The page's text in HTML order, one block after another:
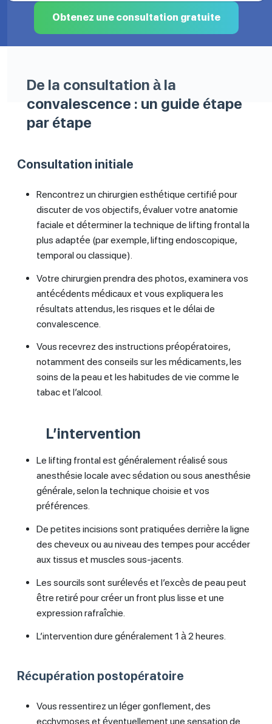
Obtenez une consultation gratuite
De la consultation à la
convalescence : un guide étape
par étape
Consultation initiale
Rencontrez un chirurgien esthétique certifié pour
discuter de vos objectifs, évaluer votre anatomie
faciale et déterminer la technique de lifting frontal la
plus adaptée (par exemple, lifting endoscopique,
temporal ou classique).
Votre chirurgien prendra des photos, examinera vos
antécédents médicaux et vous expliquera les
résultats attendus, les risques et le délai de
convalescence.
Vous recevrez des instructions préopératoires,
notamment des conseils sur les médicaments, les
soins de la peau et les habitudes de vie comme le
tabac et l’alcool.
L’intervention
Le lifting frontal est généralement réalisé sous
anesthésie locale avec sédation ou sous anesthésie
générale, selon la technique choisie et vos
préférences.
De petites incisions sont pratiquées derrière la ligne
des cheveux ou au niveau des tempes pour accéder
aux tissus et muscles sous-jacents.
Les sourcils sont surélevés et l’excès de peau peut
être retiré pour créer un front plus lisse et une
expression rafraîchie.
L’intervention dure généralement 1 à 2 heures.
Récupération postopératoire
Vous ressentirez un léger gonflement, des
ecchymoses et éventuellement une sensation de